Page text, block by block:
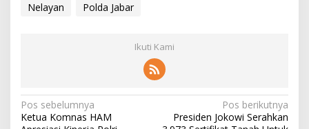
Nelayan
Polda Jabar
Ikuti Kami
N
Pos sebelumnya
Ketua Komnas HAM
Pos berikutnya
Presiden Jokowi Serahkan